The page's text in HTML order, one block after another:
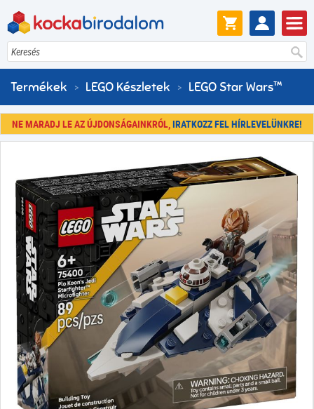
Keresés
Termékek LEGO Készletek LEGO Star Wars™
NE MARADJ LE AZ ÚJDONSÁGAINKRÓL, IRATKOZZ FEL HÍRLEVELÜNKRE!